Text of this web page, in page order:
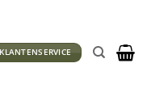
KLANTENSERVICE